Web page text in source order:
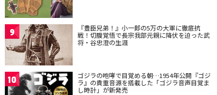
9 『豊臣兄弟！』小一郎の5万の大軍に徹底抗
戦！切腹覚悟で長宗我部元親に降伏を迫った武
将・谷忠澄の生涯
10 ゴジラの咆哮で目覚める朝…1954年公開『ゴジ
ラ』の貴重音源を搭載した「ゴジラ音声目覚ま
し時計」が新発売